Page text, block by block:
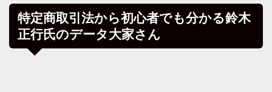
特定商取引法から初心者でも分かる鈴木
正行氏のデータ大家さん